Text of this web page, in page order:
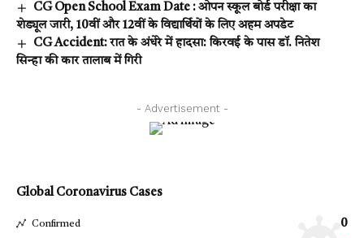
CG Open School Exam Date : ओपन स्कूल बोर्ड परीक्षा का
शेड्यूल जारी, 10वीं और 12वीं के विद्यार्थियों के लिए अहम अपडेट
CG Accident: रात के अंधेरे में हादसा: किरवई के पास डॉ. नितेश
सिन्हा की कार तालाब में गिरी
- Advertisement -
Global Coronavirus Cases
Confirmed 0